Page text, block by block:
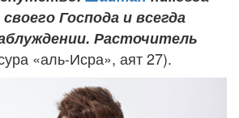
Господа и всегда
Расточитель
«аль-Исра», аят 27).